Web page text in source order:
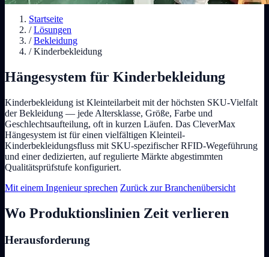
Startseite
/ Lösungen
/ Bekleidung
/ Kinderbekleidung
Hängesystem für Kinderbekleidung
Kinderbekleidung ist Kleinteilarbeit mit der höchsten SKU-Vielfalt
der Bekleidung — jede Altersklasse, Größe, Farbe und
Geschlechtsaufteilung, oft in kurzen Läufen. Das CleverMax
Hängesystem ist für einen vielfältigen Kleinteil-
Kinderbekleidungsfluss mit SKU-spezifischer RFID-Wegeführung
und einer dedizierten, auf regulierte Märkte abgestimmten
Qualitätsprüfstufe konfiguriert.
Mit einem Ingenieur sprechen Zurück zur Branchenübersicht
Wo Produktionslinien Zeit verlieren
Herausforderung